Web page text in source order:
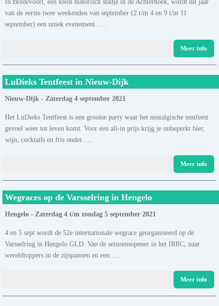
van de eerste twee weekenden van september (2 t/m 4 en 9 t/m 11
september) een uniek evenement......
Meer info
LuDieks Tentfeest in Nieuw-Dijk
Nieuw-Dijk - Zaterdag 4 september 2021
Het LuDieks Tentfeest is een grootse party waar het nostalgische tentfeest
gevoel weer tot leven komt. Voor een all-in prijs krijg je onbeperkt bier,
wijn, cocktails en fris onder......
Meer info
Wegraces op de Varsselring in Hengelo
Hengelo - Zaterdag 4 t/m zondag 5 september 2021
4 en 5 sept wordt de 52e internationale wegrace georganiseerd op de
Varsselring in Hengelo GLD. Van de seizoensopener in het IRRC, naar
wereldtoppers in de zijspannen en een......
Meer info